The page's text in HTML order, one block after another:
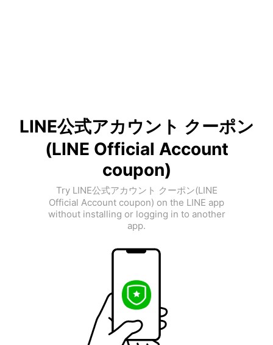
LINE公式アカウント クーポン
(LINE Official Account
coupon)
Try LINE公式アカウント クーポン(LINE
Official Account coupon) on the LINE app
without installing or logging in to another
app.